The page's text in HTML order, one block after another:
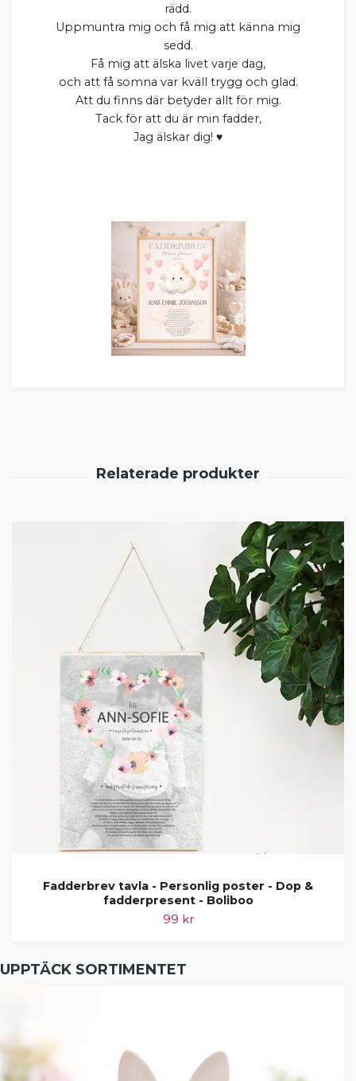
UPPTÄCK SORTIMENTET
rädd.
Uppmuntra mig och få mig att känna mig
sedd.
Få mig att älska livet varje dag,
och att få somna var kväll trygg och glad.
Att du finns där betyder allt för mig.
Tack för att du är min fadder,
Jag älskar dig! ♥
Fadderbrev tavla - Personlig poster - Dop &
fadderpresent - Boliboo
99 kr